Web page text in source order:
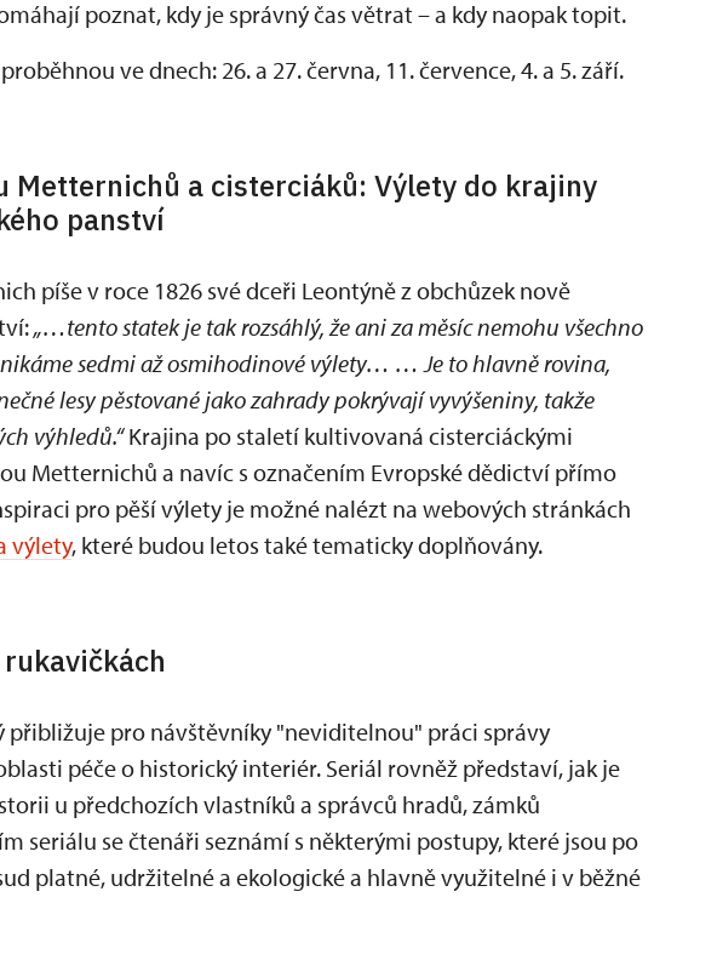
poznat, kdy je správný čas větrat – a kdy naopak topit.
ve dnech: 26. a 27. června, 11. července, 4. a 5. září.
Metternichů a cisterciáků: Výlety do krajiny
panství
píše v roce 1826 své dceři Leontýně z obchůzek nově
„…tento statek je tak rozsáhlý, že ani za měsíc nemohu všechno
sedmi až osmihodinové výlety… … Je to hlavně rovina,
lesy pěstované jako zahrady pokrývají vyvýšeniny, takže
výhledů.“Krajina po staletí kultivovaná cisterciáckými
Metternichů a navíc s označením Evropské dědictví přímo
pro pěší výlety je možné nalézt na webových stránkách
výlety, které budou letos také tematicky doplňovány.
přibližuje pro návštěvníky "neviditelnou" práci správy
péče o historický interiér. Seriál rovněž představí, jak je
u předchozích vlastníků a správců hradů, zámků
seriálu se čtenáři seznámí s některými postupy, které jsou po
platné, udržitelné a ekologické a hlavně využitelné i v běžné